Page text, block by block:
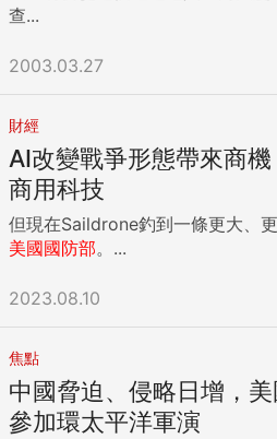
查...
2003.03.27
財經
AI改變戰爭形態帶來商
商用科技
但現在Saildrone釣到一條更大、
美國國防部。...
2023.08.10
焦點
中國脅迫、侵略日增，
參加環太平洋軍演